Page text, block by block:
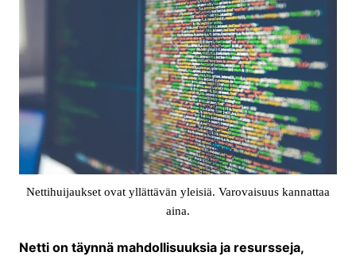
Nettihuijaukset ovat yllättävän yleisiä. Varovaisuus kannattaa
aina.
Netti on täynnä mahdollisuuksia ja resursseja,